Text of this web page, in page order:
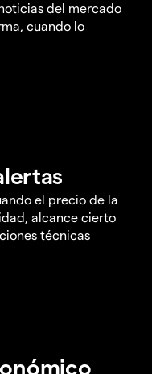
del mercado
cuando lo
el precio de la
alcance cierto
técnicas